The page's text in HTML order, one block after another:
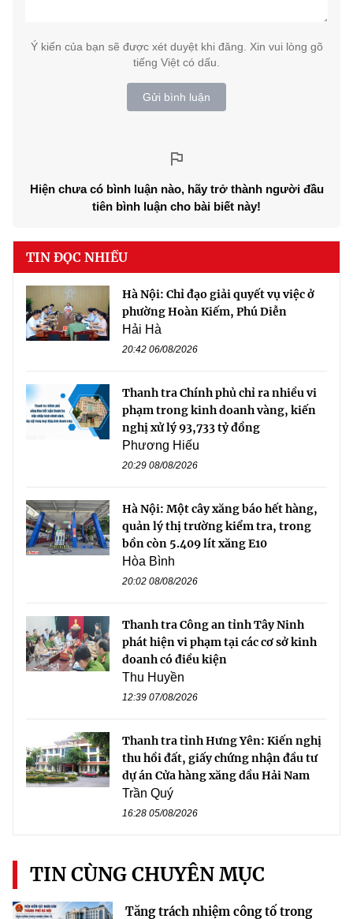
Ý kiến của bạn sẽ được xét duyệt khi đăng. Xin vui lòng gõ
tiếng Việt có dấu.
Gửi bình luận
Hiện chưa có bình luận nào, hãy trở thành người đầu
tiên bình luận cho bài biết này!
TIN ĐỌC NHIỀU
Hà Nội: Chỉ đạo giải quyết vụ việc ở
phường Hoàn Kiếm, Phú Diễn
Hải Hà
20:42 06/08/2026
Thanh tra Chính phủ chỉ ra nhiều vi
phạm trong kinh doanh vàng, kiến
nghị xử lý 93,733 tỷ đồng
Phương Hiếu
20:29 08/08/2026
Hà Nội: Một cây xăng báo hết hàng,
quản lý thị trường kiểm tra, trong
bồn còn 5.409 lít xăng E10
Hòa Bình
20:02 08/08/2026
Thanh tra Công an tỉnh Tây Ninh
phát hiện vi phạm tại các cơ sở kinh
doanh có điều kiện
Thu Huyền
12:39 07/08/2026
Thanh tra tỉnh Hưng Yên: Kiến nghị
thu hồi đất, giấy chứng nhận đầu tư
dự án Cửa hàng xăng dầu Hải Nam
Trần Quý
16:28 05/08/2026
TIN CÙNG CHUYÊN MỤC
Tăng trách nhiệm công tố trong